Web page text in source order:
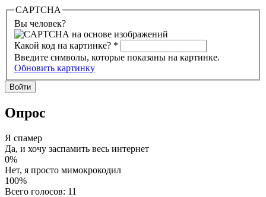
CAPTCHA
Вы человек?
Какой код на картинке? *
Введите символы, которые показаны на картинке.
Обновить картинку
Опрос
Я спамер
Да, и хочу заспамить весь интернет
0%
Нет, я просто мимокрокодил
100%
Всего голосов: 11